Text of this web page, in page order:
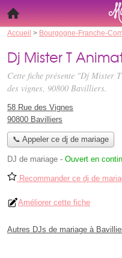
Accueil > Bourgogne-Franche-
Dj Mister T
Cette fiche présente "Dj Mister
des vignes, 90800 Bavilliers.
58 Rue des Vignes
90800 Bavilliers
📞 Appeler ce dj de mariage
DJ de mariage - Ouvert en
Recommander ce dj de
Améliorer cette fiche
Autres DJs de mariage à